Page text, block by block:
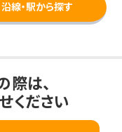
沿線・駅から探す
際は、
ください